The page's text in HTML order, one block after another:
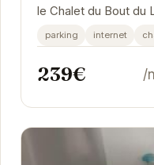
le Chalet du Bout du
paix. Son intérieur
parking internet
239€ /